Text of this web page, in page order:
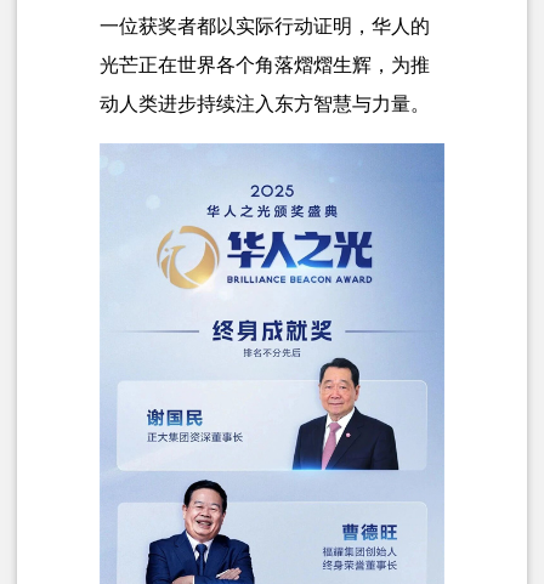
一位获奖者都以实际行动证明，华人的
光芒正在世界各个角落熠熠生辉，为推
动人类进步持续注入 东方智慧与力量。